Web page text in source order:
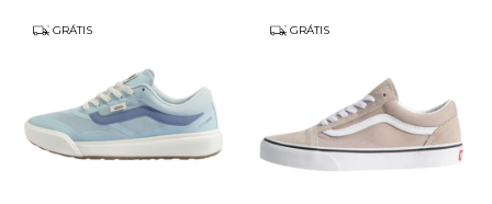
GRÁTIS GRÁTIS